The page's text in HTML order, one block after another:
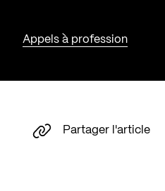
Appels à profession
Partager l'article